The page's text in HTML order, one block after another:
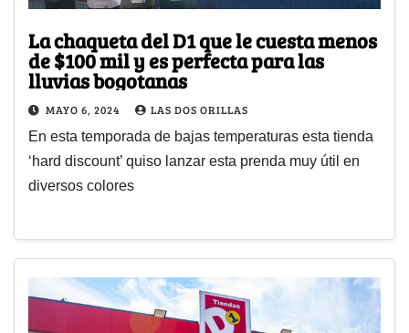
La chaqueta del D1 que le cuesta menos
de $100 mil y es perfecta para las
lluvias bogotanas
MAYO 6, 2024 LAS DOS ORILLAS
En esta temporada de bajas temperaturas esta tienda
‘hard discount’ quiso lanzar esta prenda muy útil en
diversos colores